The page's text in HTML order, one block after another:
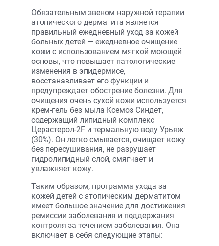
Обязательным звеном наружной терапии
атопического дерматита является
правильный ежедневный уход за кожей
больных детей — ежедневное очищение
кожи с использованием мягкой моющей
основы, что повышает патологические
изменения в эпидермисе,
восстанавливает его функции и
предупреждает обострение болезни. Для
очищения очень сухой кожи используется
крем-гель без мыла Ксемоз Синдет,
содержащий липидный комплекс
Церастерол-2F и термальную воду Урьяж
(30%). Он легко смывается, очищает кожу
без пересушивания, не разрушает
гидролипидный слой, смягчает и
увлажняет кожу.
Таким образом, программа ухода за
кожей детей с атопическим дерматитом
имеет большое значение для достижения
ремиссии заболевания и поддержания
контроля за течением заболевания. Она
включает в себя следующие этапы: